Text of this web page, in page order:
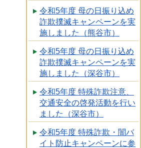
令和5年度 母の日振り込め
詐欺撲滅キャンペーンを実
施しました（熊谷市）
令和5年度 母の日振り込め
詐欺撲滅キャンペーンを実
施しました（深谷市）
令和5年度 特殊詐欺注意、
交通安全の啓発活動を行い
ました（深谷市）
令和5年度 特殊詐欺・闇バ
イト防止キャンペーンに参